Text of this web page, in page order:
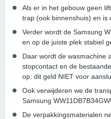
Als er in het gebouw geen
trap (ook binnenshuis) en is
Verder wordt de Samsung
en op de juiste plek stabiel
Daar wordt de wasmachine
stopcontact en de
op: dit geld NIET voor
Ook verwijderen we de
Samsung
De verpakkingsmaterialen